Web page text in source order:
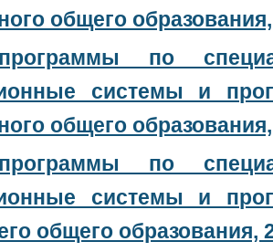
общего образования,
по
системы и
общего
по
системы и
общего образования,